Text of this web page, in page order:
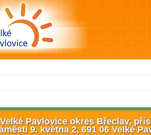
Pavlovice okres Břeclav,
9. května 2, 691 06 Velké